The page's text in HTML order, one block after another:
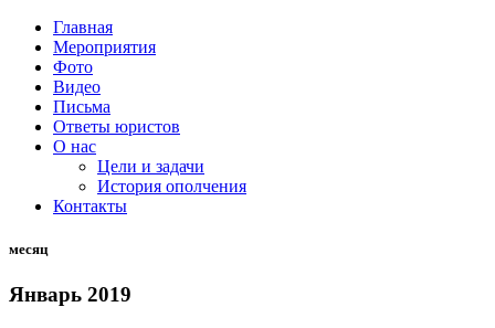
Главная
Мероприятия
Фото
Видео
Письма
Ответы юристов
О нас
Цели и задачи
История ополчения
Контакты
месяц
Январь 2019